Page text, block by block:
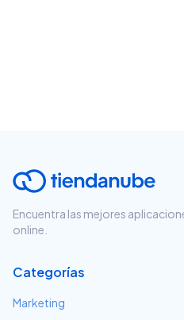
Encuentra las mejores
online.
Categorías
Marketing